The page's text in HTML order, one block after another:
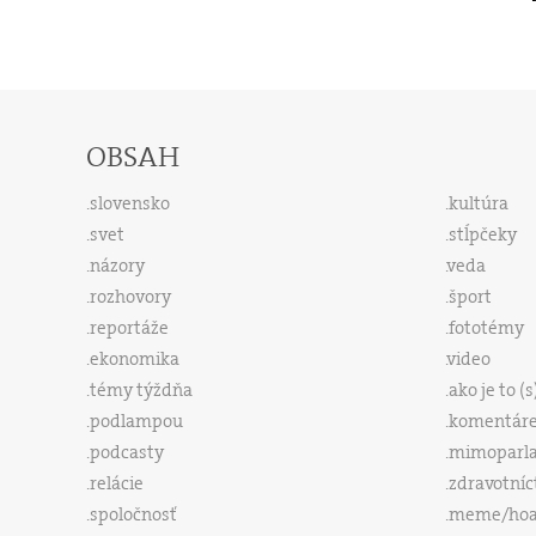
OBSAH
slovensko
svet
názory
rozhovory
reportáže
ekonomika
témy týždňa
podlampou
podcasty
relácie
spoločnosť
kultúra
stĺpčeky
veda
šport
fototémy
video
ako je to
meme/